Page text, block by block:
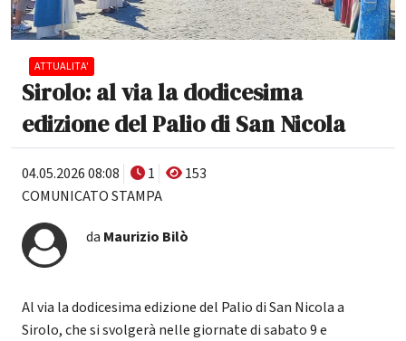
ATTUALITA'
Sirolo: al via la dodicesima
edizione del Palio di San Nicola
04.05.2026 08:08 1
153
COMUNICATO STAMPA
da Maurizio Bilò
Al via la dodicesima edizione del Palio di San Nicola a
Sirolo, che si svolgerà nelle giornate di sabato 9 e